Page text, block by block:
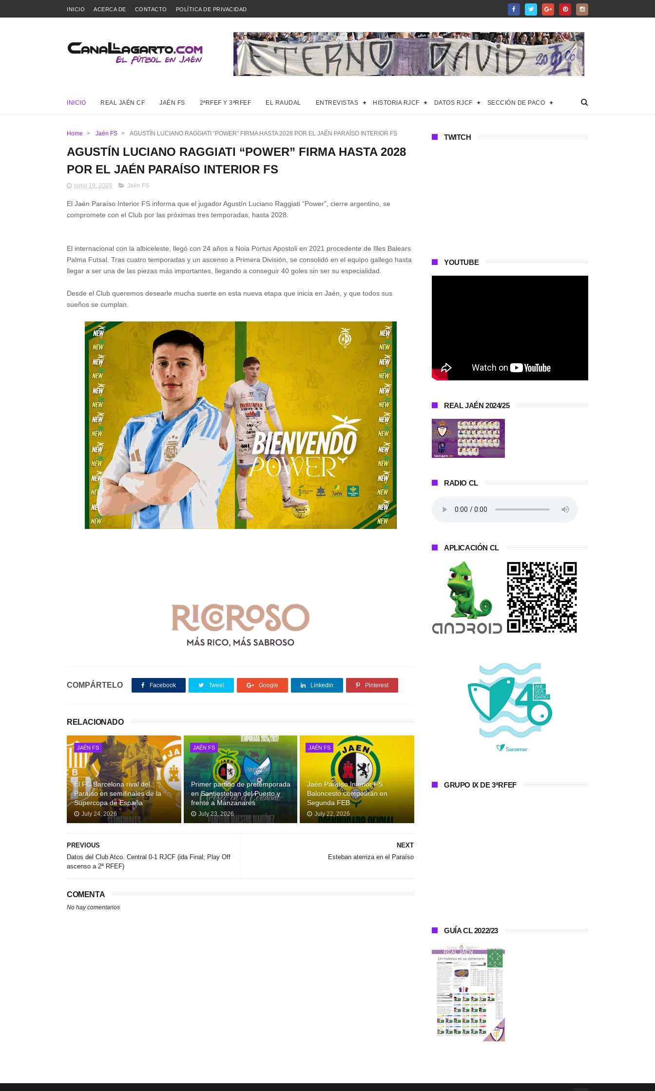
INICIO ACERCA DE CONTACTO POLÍTICA DE PRIVACIDAD
INICIO REAL JAÉN CF JAÉN FS 2ªRFEF Y 3ªRFEF EL RAUDAL ENTREVISTAS HISTORIA RJCF DATOS RJCF SECCIÓN DE PACO
Home > Jaén FS > AGUSTÍN LUCIANO RAGGIATI “POWER” FIRMA HASTA 2028 POR EL JAÉN PARAÍSO INTERIOR FS
AGUSTÍN LUCIANO RAGGIATI “POWER” FIRMA HASTA 2028
POR EL JAÉN PARAÍSO INTERIOR FS
junio 19, 2025 Jaén FS
El Jaén Paraíso Interior FS informa que el jugador Agustín Luciano Raggiati “Power”, cierre argentino, se
compromete con el Club por las próximas tres temporadas, hasta 2028.
El internacional con la albiceleste, llegó con 24 años a Noia Portus Apostoli en 2021 procedente de Illes Balears
Palma Futsal. Tras cuatro temporadas y un ascenso a Primera División, se consolidó en el equipo gallego hasta
llegar a ser una de las piezas más importantes, llegando a conseguir 40 goles sin ser su especialidad.
Desde el Club queremos desearle mucha suerte en esta nueva etapa que inicia en Jaén, y que todos sus
sueños se cumplan.
COMPÁRTELO Facebook Tweet Google Linkedin Pinterest
RELACIONADO
JAÉN FS
El FC Barcelona rival del
Paraíso en semifinales de la
Supercopa de España
July 24, 2026
JAÉN FS
Primer partido de pretemporada
en Santiesteban del Puerto y
frente a Manzanares
July 23, 2026
JAÉN FS
Jaén Paraíso Interior FS
Baloncesto competirán en
Segunda FEB
July 22, 2026
NEXT
Esteban aterriza en el Paraíso
PREVIOUS
Datos del Club Atco. Central 0-1 RJCF (ida Final; Play Off
ascenso a 2ª RFEF)
COMENTA
No hay comentarios
TWITCH
YOUTUBE
REAL JAÉN 2024/25
RADIO CL
APLICACIÓN CL
GRUPO IX DE 3ªRFEF
GUÍA CL 2022/23